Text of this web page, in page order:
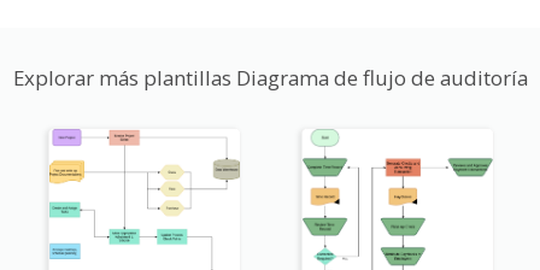
Explorar más plantillas Diagrama de flujo de auditoría